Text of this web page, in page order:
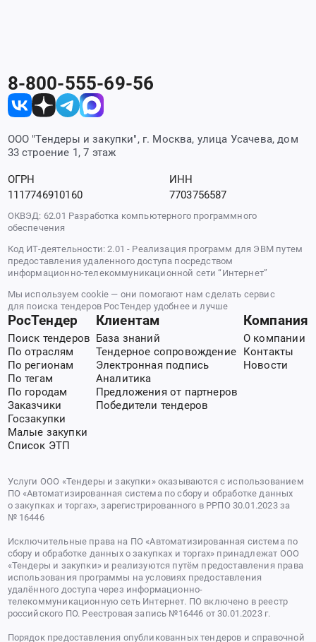
8-800-555-69-56
ООО "Тендеры и закупки", г. Москва, улица Усачева, дом
33 строение 1, 7 этаж
ОГРН
1117746910160
ИНН
7703756587
ОКВЭД: 62.01 Разработка компьютерного программного
обеспечения
Код ИТ-деятельности: 2.01 - Реализация программ для ЭВМ путем
предоставления удаленного доступа посредством
информационно-телекоммуникационной сети “Интернет”
Мы используем cookie — они помогают нам сделать сервис
для поиска тендеров РосТендер удобнее и лучше
РосТендер
Поиск тендеров
По отраслям
По регионам
По тегам
По городам
Заказчики
Госзакупки
Малые закупки
Список ЭТП
Клиентам
База знаний
Тендерное сопровождение
Электронная подпись
Аналитика
Предложения от партнеров
Победители тендеров
Компания
О компании
Контакты
Новости
Услуги ООО «Тендеры и закупки» оказываются с использованием
ПО «Автоматизированная система по сбору и обработке данных
о закупках и торгах», зарегистрированного в РРПО 30.01.2023 за
№ 16446
Исключительные права на ПО «Автоматизированная система по
сбору и обработке данных о закупках и торгах» принадлежат ООО
«Тендеры и закупки» и реализуются путём предоставления права
использования программы на условиях предоставления
удалённого доступа через информационно-
телекоммуникационную сеть Интернет. ПО включено в реестр
российского ПО. Реестровая запись №16446 от 30.01.2023 г.
Порядок предоставления опубликованных тендеров и справочной